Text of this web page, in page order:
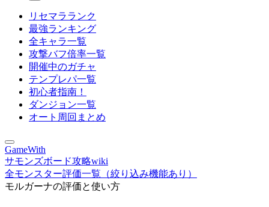
リセマラランク
最強ランキング
全キャラ一覧
攻撃バフ倍率一覧
開催中のガチャ
テンプレパ一覧
初心者指南！
ダンジョン一覧
オート周回まとめ
GameWith
サモンズボード攻略wiki
全モンスター評価一覧（絞り込み機能あり）
モルガーナの評価と使い方